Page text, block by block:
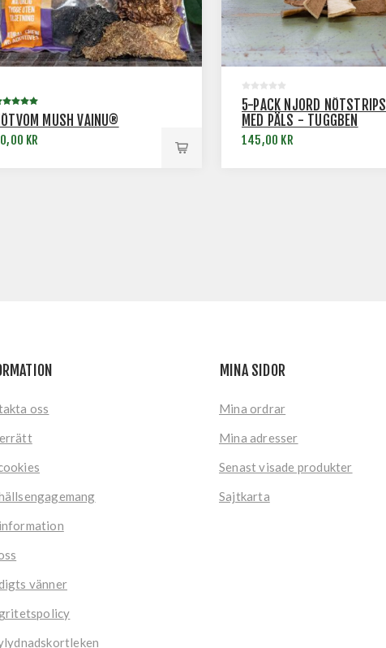
MUSH VAINU®
KR
5-PACK NJORD NÖTSTRIPS
MED PÄLS - TUGGBEN
145,00 KR
oss
vänner
MINA SIDOR
Mina ordrar
Mina adresser
Senast visade produkter
Sajtkarta